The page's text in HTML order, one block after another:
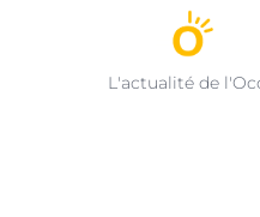
L'actualité de